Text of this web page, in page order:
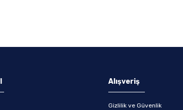
Alışveriş
Gizlilik ve Güvenlik